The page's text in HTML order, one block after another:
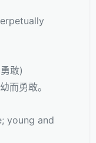
敢)
而勇敢。
young and